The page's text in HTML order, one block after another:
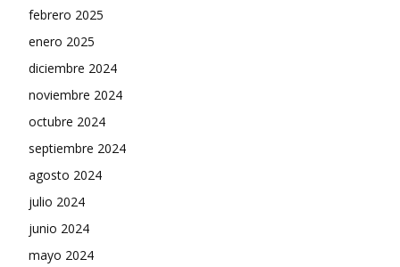
febrero 2025
enero 2025
diciembre 2024
noviembre 2024
octubre 2024
septiembre 2024
agosto 2024
julio 2024
junio 2024
mayo 2024